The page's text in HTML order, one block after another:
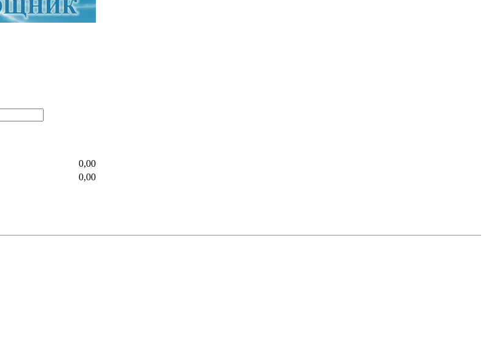
0,00
0,00